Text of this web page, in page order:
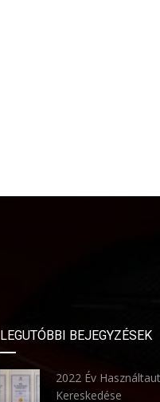
LEGUTÓBBI BEJEGYZÉSEK
2022 Év
Kereskedése